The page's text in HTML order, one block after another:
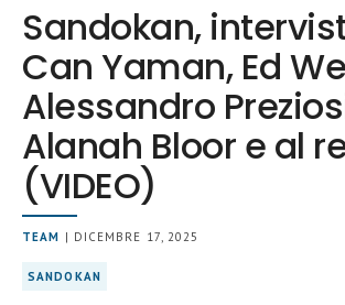
Sandokan,
Can Yaman, Ed
Alessandro
Alanah Bloor e al
(VIDEO)
TEAM | DICEMBRE 17, 2025
SANDOKAN